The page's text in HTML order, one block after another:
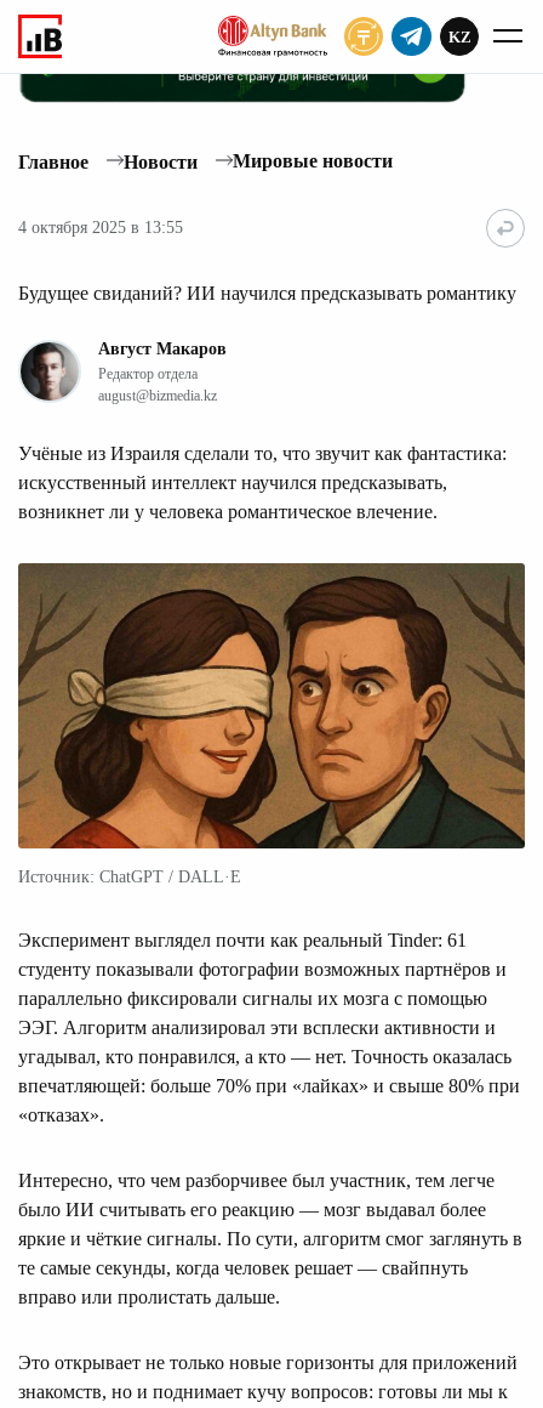
KZ
Главное Новости Мировые новости
4 октября 2025 в 13:55
Будущее свиданий? ИИ научился предсказывать романтику
Август Макаров
Редактор отдела
august@bizmedia.kz
Учёные из Израиля сделали то, что звучит как фантастика:
искусственный интеллект научился предсказывать,
возникнет ли у человека романтическое влечение.
Источник: ChatGPT / DALL·E
Эксперимент выглядел почти как реальный Tinder: 61
студенту показывали фотографии возможных партнёров и
параллельно фиксировали сигналы их мозга с помощью
ЭЭГ. Алгоритм анализировал эти всплески активности и
угадывал, кто понравился, а кто — нет. Точность оказалась
впечатляющей: больше 70% при «лайках» и свыше 80% при
«отказах».
Интересно, что чем разборчивее был участник, тем легче
было ИИ считывать его реакцию — мозг выдавал более
яркие и чёткие сигналы. По сути, алгоритм смог заглянуть в
те самые секунды, когда человек решает — свайпнуть
вправо или пролистать дальше.
Это открывает не только новые горизонты для приложений
знакомств, но и поднимает кучу вопросов: готовы ли мы к